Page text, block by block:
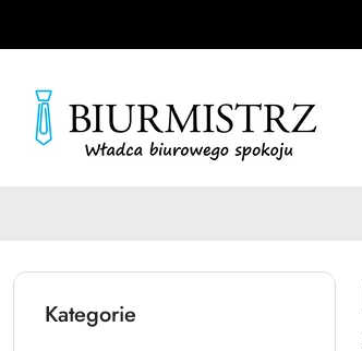
Kategorie